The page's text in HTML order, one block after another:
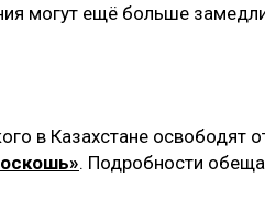
могут ещё больше
в Казахстане освободят
. Подробности